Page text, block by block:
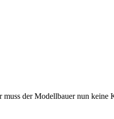
der Modellbauer nun keine